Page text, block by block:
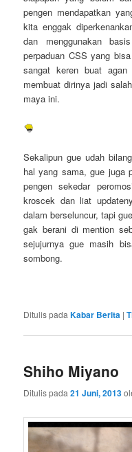
pengen mendapatkan
kita enggak
dan menggunakan
perpaduan CSS yang
sangat keren buat
membuat dirinya jadi
maya ini.
Sekalipun gue udah
hal yang sama, gue juga
pengen sekedar
kroscek dan liat
dalam berseluncur, tapi
gak berani di mention
sejujurnya gue masih
sombong.
Ditulis pada Kabar Berita |
Shiho Miyano
Ditulis pada21 Juni, 2013